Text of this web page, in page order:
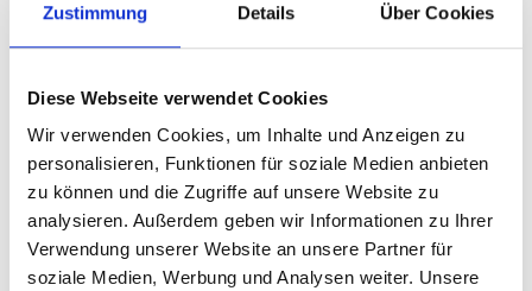
Zustimmung Details Über Cookies
Diese Webseite verwendet Cookies
Wir verwenden Cookies, um Inhalte und Anzeigen zu
personalisieren, Funktionen für soziale Medien anbieten
zu können und die Zugriffe auf unsere Website zu
analysieren. Außerdem geben wir Informationen zu Ihrer
Verwendung unserer Website an unsere Partner für
soziale Medien, Werbung und Analysen weiter. Unsere
Sitzhalterung
ECE R14
Rückhaltesystem für Rollstühle
ISO 10542-1–UNECE R107
Personenrückhaltesystem